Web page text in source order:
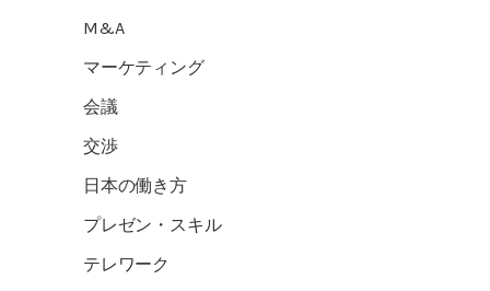
M&A
マーケティング
会議
交渉
日本の働き方
プレゼン・スキル
テレワーク